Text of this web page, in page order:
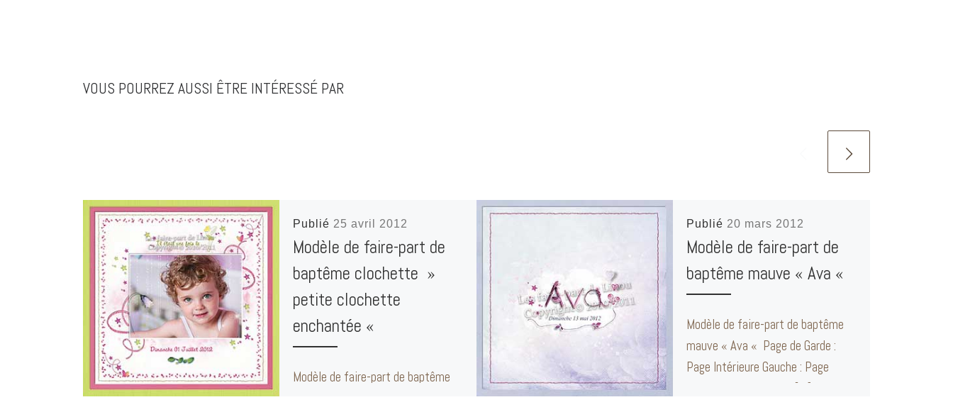
VOUS POURREZ AUSSI ÊTRE INTÉRESSÉ PAR
Publié 25 avril 2012
Modèle de faire-part de
baptême clochette »
petite clochette
enchantée «
Modèle de faire-part de baptême
Publié 20 mars 2012
Modèle de faire-part de
baptême mauve « Ava «
Modèle de faire-part de baptême
mauve « Ava « Page de Garde :
Page Intérieure Gauche : Page
Intérieure Droite : Dos […]